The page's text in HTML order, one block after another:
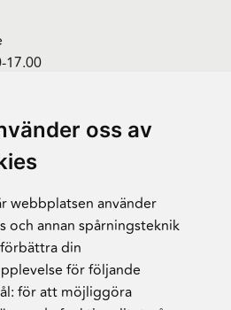
oss av
webbplatsen använder
och annan spårningsteknik
din
för följande
för att möjliggöra
17.00